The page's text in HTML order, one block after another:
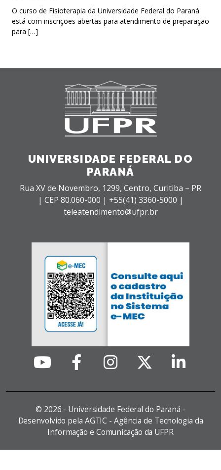
O curso de Fisioterapia da Universidade Federal do Paraná
está com inscrições abertas para atendimento de preparação
para […]
UNIVERSIDADE FEDERAL DO
PARANÁ
Rua XV de Novembro, 1299, Centro, Curitiba – PR
| CEP 80.060-000 | +55(41) 3360-5000 |
teleatendimento@ufpr.br
© 2026 - Universidade Federal do Paraná -
Desenvolvido pela AGTIC - Agência de Tecnologia da
Informação e Comunicação da UFPR